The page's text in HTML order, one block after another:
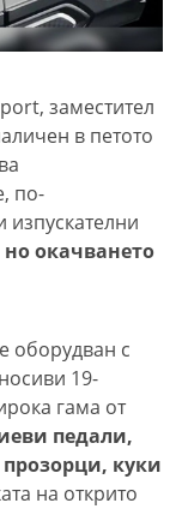
заместител
в петото
по-
окачването
оборудван с
19-
гама от
педали,
куки
на открито